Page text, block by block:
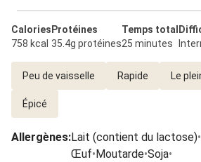
Calories
758 kcal
Protéines
35.4g protéines
Temps total
25 minutes
Peu de vaisselle Rapide Le
Épicé
Allergènes:Lait (contient du lactose)•
Œuf•Moutarde•Soja•